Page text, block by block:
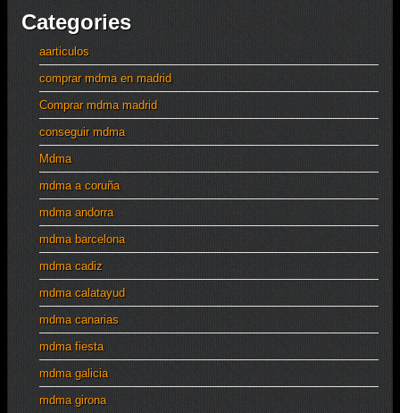
Categories
aarticulos
comprar mdma en madrid
Comprar mdma madrid
conseguir mdma
Mdma
mdma a coruña
mdma andorra
mdma barcelona
mdma cadiz
mdma calatayud
mdma canarias
mdma fiesta
mdma galicia
mdma girona